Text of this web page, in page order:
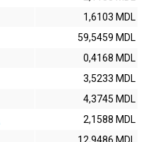
1,6103 MDL
59,5459 MDL
0,4168 MDL
3,5233 MDL
4,3745 MDL
2,1588 MDL